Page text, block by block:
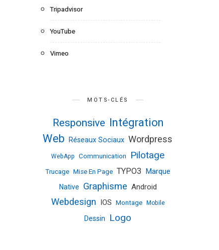
Tripadvisor
YouTube
Vimeo
MOTS-CLÉS
Responsive Intégration
Web Réseaux Sociaux Wordpress
WebApp Communication Pilotage
Trucage Mise En Page TYPO3 Marque
Native Graphisme Android
Webdesign IOS Montage Mobile
Dessin Logo